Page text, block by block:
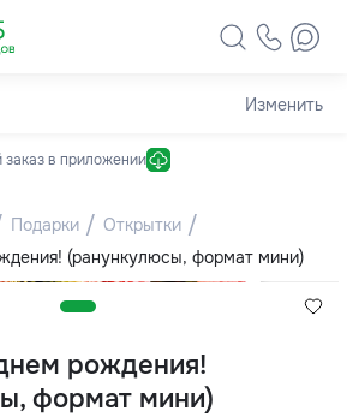
Изменить
заказ в приложении
Подарки
Открытки
(ранункулюсы, формат мини)
рождения!
формат мини)